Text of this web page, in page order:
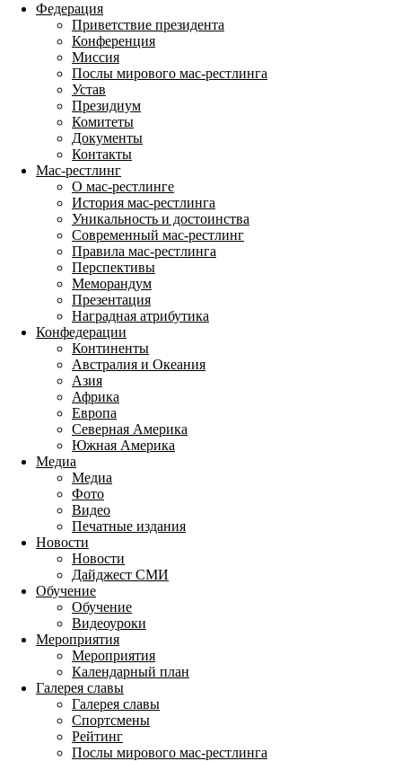
Федерация
Приветствие президента
Конференция
Миссия
Послы мирового мас-рестлинга
Устав
Президиум
Комитеты
Документы
Контакты
Мас-рестлинг
О мас-рестлинге
История мас-рестлинга
Уникальность и достоинства
Современный мас-рестлинг
Правила мас-рестлинга
Перспективы
Меморандум
Презентация
Наградная атрибутика
Конфедерации
Континенты
Австралия и Океания
Азия
Африка
Европа
Северная Америка
Южная Америка
Медиа
Медиа
Фото
Видео
Печатные издания
Новости
Новости
Дайджест СМИ
Обучение
Обучение
Видеоуроки
Мероприятия
Мероприятия
Календарный план
Галерея славы
Галерея славы
Спортсмены
Рейтинг
Послы мирового мас-рестлинга